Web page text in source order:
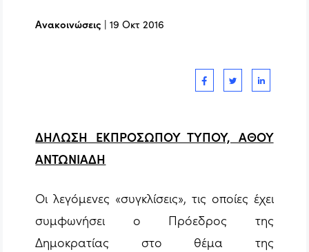
Ανακοινώσεις |19 Οκτ 2016
ΔΗΛΩΣΗ ΕΚΠΡΟΣΩΠΟΥ ΤΥΠΟΥ, ΑΘΟΥ
ΑΝΤΩΝΙΑΔΗ
Οι λεγόμενες «συγκλίσεις», τις οποίες έχει
συμφωνήσει ο Πρόεδρος της
Δημοκρατίας στο θέμα της